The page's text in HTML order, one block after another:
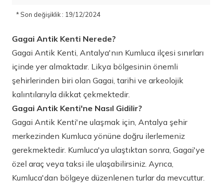
* Son değişiklik : 19/12/2024
Gagai Antik Kenti Nerede?
Gagai Antik Kenti, Antalya'nın Kumluca ilçesi sınırları
içinde yer almaktadır. Likya bölgesinin önemli
şehirlerinden biri olan Gagai, tarihi ve arkeolojik
kalıntılarıyla dikkat çekmektedir.
Gagai Antik Kenti'ne Nasıl Gidilir?
Gagai Antik Kenti'ne ulaşmak için, Antalya şehir
merkezinden Kumluca yönüne doğru ilerlemeniz
gerekmektedir. Kumluca'ya ulaştıktan sonra, Gagai'ye
özel araç veya taksi ile ulaşabilirsiniz. Ayrıca,
Kumluca'dan bölgeye düzenlenen turlar da mevcuttur.